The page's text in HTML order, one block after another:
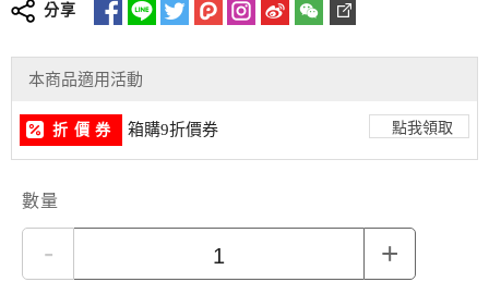
分享
本商品適用活動
折 價 券 箱購9折價券 點我領取
數量
- +